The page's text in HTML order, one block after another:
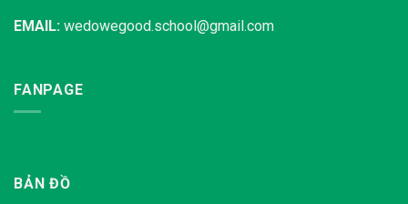
EMAIL: wedowegood.school@gmail.com
FANPAGE
BẢN ĐỒ